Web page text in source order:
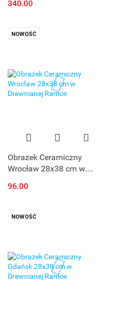
340.00
NOWOŚĆ
Obrazek Ceramiczny
Wrocław 28x38 cm w
96.00
NOWOŚĆ